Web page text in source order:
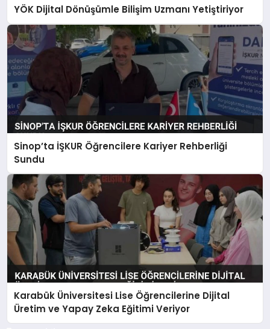
YÖK Dijital Dönüşümle Bilişim Uzmanı Yetiştiriyor
Sinop’ta İŞKUR Öğrencilere Kariyer Rehberliği
Sundu
Karabük Üniversitesi Lise Öğrencilerine Dijital
Üretim ve Yapay Zeka Eğitimi Veriyor